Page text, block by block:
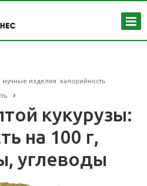
мучные изделия: калорийность
кукурузы:
на 100 г,
углеводы